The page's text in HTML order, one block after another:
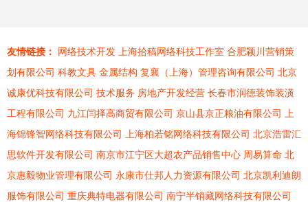
友情链接： 网络技术开发 上海拾稿网络科技工作室 合肥颖川营销策
划有限公司 科教文具 金属结构 复襄（上海）管理咨询有限公司 北京
诚康优科技有限公司 技术服务 房地产开发经营 长春市润德装饰装潢
工程有限公司 九江闫择高商贸有限公司 京山县京正粮油有限公司
上
海锦锋智网络科技有限公司
上海柏若铭网络科技有限公司 北京浩雷汇
思软件开发有限公司 南京市江宁区大超农产品销售中心 周易算命 北
京惠毅物业管理有限公司 永康市仕邦人力资源有限公司 北京凯利迪朗
服饰有限公司 重庆典特电器有限公司 南宁半销藏网络科技有限公司